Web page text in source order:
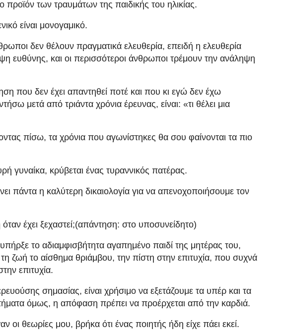
προϊόν των τραυμάτων της παιδικής του ηλικίας.
είναι μονογαμικό.
δεν θέλουν πραγματικά ελευθερία, επειδή η ελευθερία
ευθύνης, και οι περισσότεροι άνθρωποι τρέμουν την ανάληψη
που δεν έχει απαντηθεί ποτέ και που κι εγώ δεν έχω
μετά από τριάντα χρόνια έρευνας, είναι: «τι θέλει μια
πίσω, τα χρόνια που αγωνίστηκες θα σου φαίνονται τα πιο
γυναίκα, κρύβεται ένας τυραννικός πατέρας.
πάντα η καλύτερη δικαιολογία για να απενοχοποιήσουμε τον
έχει ξεχαστεί;(απάντηση: στο υποσυνείδητο)
το αδιαμφισβήτητα αγαπημένο παιδί της μητέρας του,
τη ζωή το αίσθημα θριάμβου, την πίστη στην επιτυχία, που συχνά
επιτυχία.
σημασίας, είναι χρήσιμο να εξετάζουμε τα υπέρ και τα
όμως, η απόφαση πρέπει να προέρχεται από την καρδιά.
οι θεωρίες μου, βρήκα ότι ένας ποιητής ήδη είχε πάει εκεί.